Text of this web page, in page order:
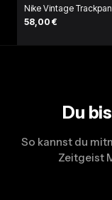
Nike Vintage
58,00 €
Du
So kannst du
Zeitgeist